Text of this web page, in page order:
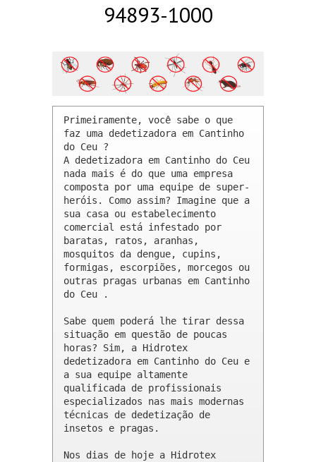
94893-1000
Primeiramente, você sabe o que
faz uma dedetizadora em Cantinho
do Ceu ?
A dedetizadora em Cantinho do Ceu
nada mais é do que uma empresa
composta por uma equipe de super-
heróis. Como assim? Imagine que a
sua casa ou estabelecimento
comercial está infestado por
baratas, ratos, aranhas,
mosquitos da dengue, cupins,
formigas, escorpiões, morcegos ou
outras pragas urbanas em Cantinho
do Ceu .
Sabe quem poderá lhe tirar dessa
situação em questão de poucas
horas? Sim, a Hidrotex
dedetizadora em Cantinho do Ceu e
a sua equipe altamente
qualificada de profissionais
especializados nas mais modernas
técnicas de dedetização de
insetos e pragas.
Nos dias de hoje a Hidrotex